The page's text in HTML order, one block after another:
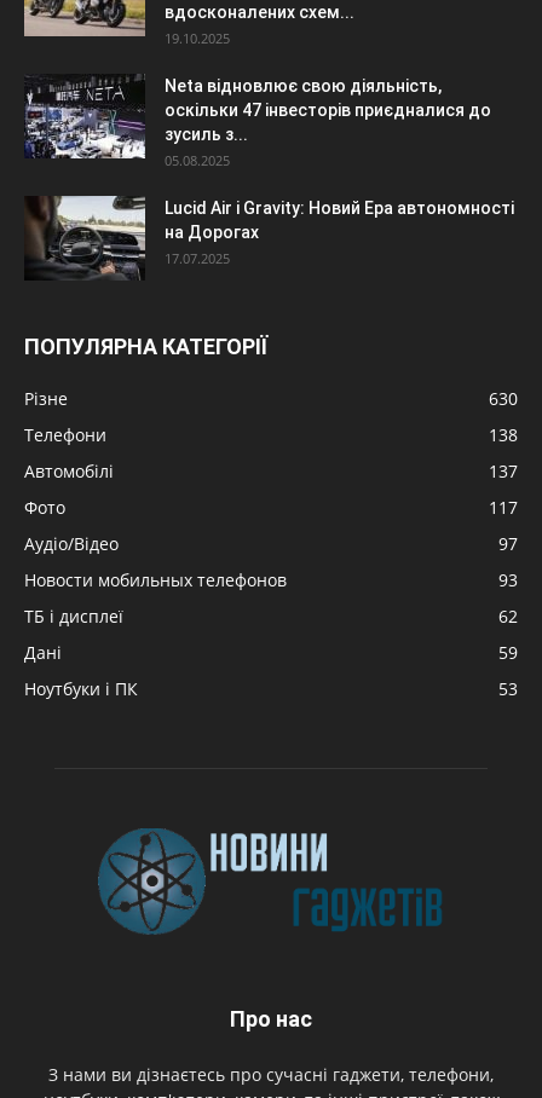
вдосконалених схем...
19.10.2025
Neta відновлює свою діяльність,
оскільки 47 інвесторів приєдналися до
зусиль з...
05.08.2025
Lucid Air і Gravity: Новий Ера автономності
на Дорогах
17.07.2025
ПОПУЛЯРНА КАТЕГОРІЇ
Різне
630
Телефони
138
Автомобілі
137
Фото
117
Аудіо/Відео
97
Новости мобильных телефонов
93
ТБ і дисплеї
62
Дані
59
Ноутбуки і ПК
53
Про нас
З нами ви дізнаєтесь про сучасні гаджети, телефони,